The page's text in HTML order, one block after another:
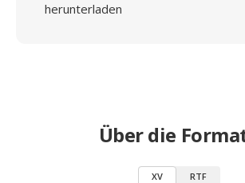
herunterladen
Über die
XV RTF